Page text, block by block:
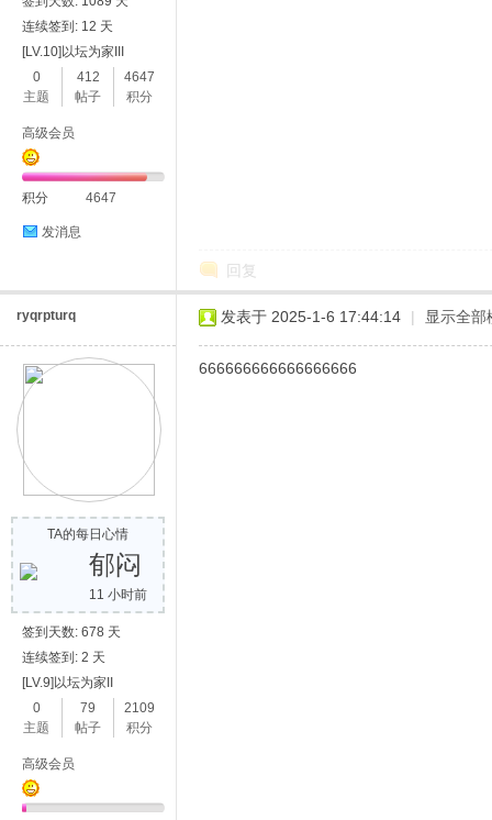
连续签到: 12 天
[LV.10]以坛为家III
0
主题
412
帖子
4647
积分
高级会员
积分 4647
发消息
回复
ryqrpturq
TA的每日心情
郁闷
11 小时前
签到天数: 678 天
连续签到: 2 天
[LV.9]以坛为家II
0
主题
79
帖子
2109
积分
高级会员
发表于 2025-1-6 17:44:14 | 显示全部
666666666666666666